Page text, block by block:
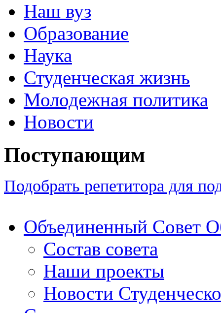
Наш вуз
Образование
Наука
Студенческая жизнь
Молодежная политика
Новости
Поступающим
Подобрать репетитора для
Объединенный Совет
Состав совета
Наши проекты
Новости